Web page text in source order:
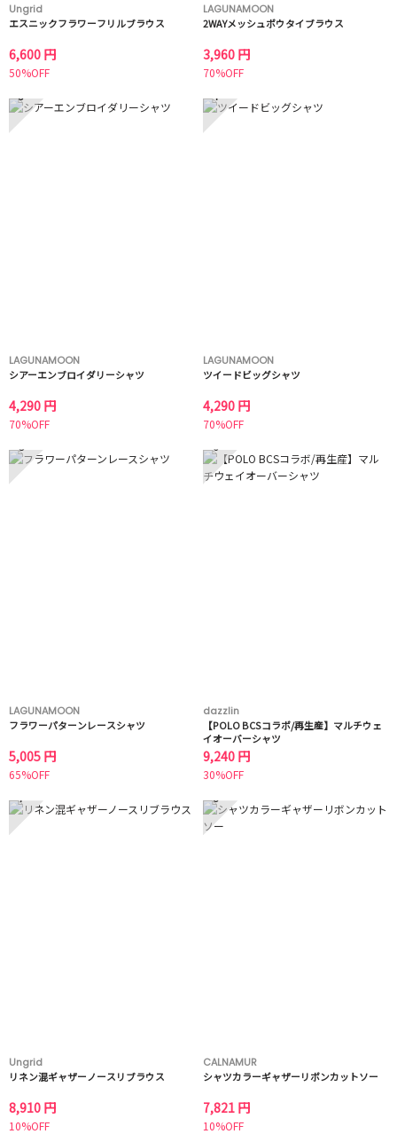
Ungrid
エスニックフラワーフリルブラウス
6,600 円
50%OFF
LAGUNAMOON
2WAYメッシュボウタイブラウス
3,960 円
70%OFF
3
LAGUNAMOON
シアーエンブロイダリーシャツ
4,290 円
70%OFF
4
LAGUNAMOON
ツイードビッグシャツ
4,290 円
70%OFF
5
LAGUNAMOON
フラワーパターンレースシャツ
5,005 円
65%OFF
6
dazzlin
【POLO BCSコラボ/再生産】マルチウェ
イオーバーシャツ
9,240 円
30%OFF
7
Ungrid
リネン混ギャザーノースリブラウス
8,910 円
10%OFF
8
CALNAMUR
シャツカラーギャザーリボンカットソー
7,821 円
10%OFF